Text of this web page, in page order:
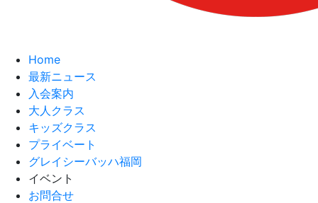
Home
最新ニュース
入会案内
大人クラス
キッズクラス
プライベート
グレイシーバッハ福岡
イベント
お問合せ